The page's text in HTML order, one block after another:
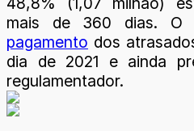
mais de 360 dias. O
pagamento dos
dia de 2021 e ainda
regulamentador.